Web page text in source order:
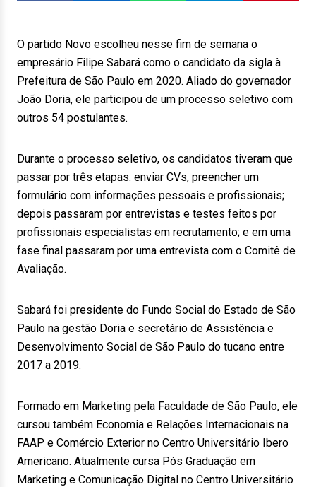
O partido Novo escolheu nesse fim de semana o
empresário Filipe Sabará como o candidato da sigla à
Prefeitura de São Paulo em 2020. Aliado do governador
João Doria, ele participou de um processo seletivo com
outros 54 postulantes.
Durante o processo seletivo, os candidatos tiveram que
passar por três etapas: enviar CVs, preencher um
formulário com informações pessoais e profissionais;
depois passaram por entrevistas e testes feitos por
profissionais especialistas em recrutamento; e em uma
fase final passaram por uma entrevista com o Comitê de
Avaliação.
Sabará foi presidente do Fundo Social do Estado de São
Paulo na gestão Doria e secretário de Assistência e
Desenvolvimento Social de São Paulo do tucano entre
2017 a 2019.
Formado em Marketing pela Faculdade de São Paulo, ele
cursou também Economia e Relações Internacionais na
FAAP e Comércio Exterior no Centro Universitário Ibero
Americano. Atualmente cursa Pós Graduação em
Marketing e Comunicação Digital no Centro Universitário